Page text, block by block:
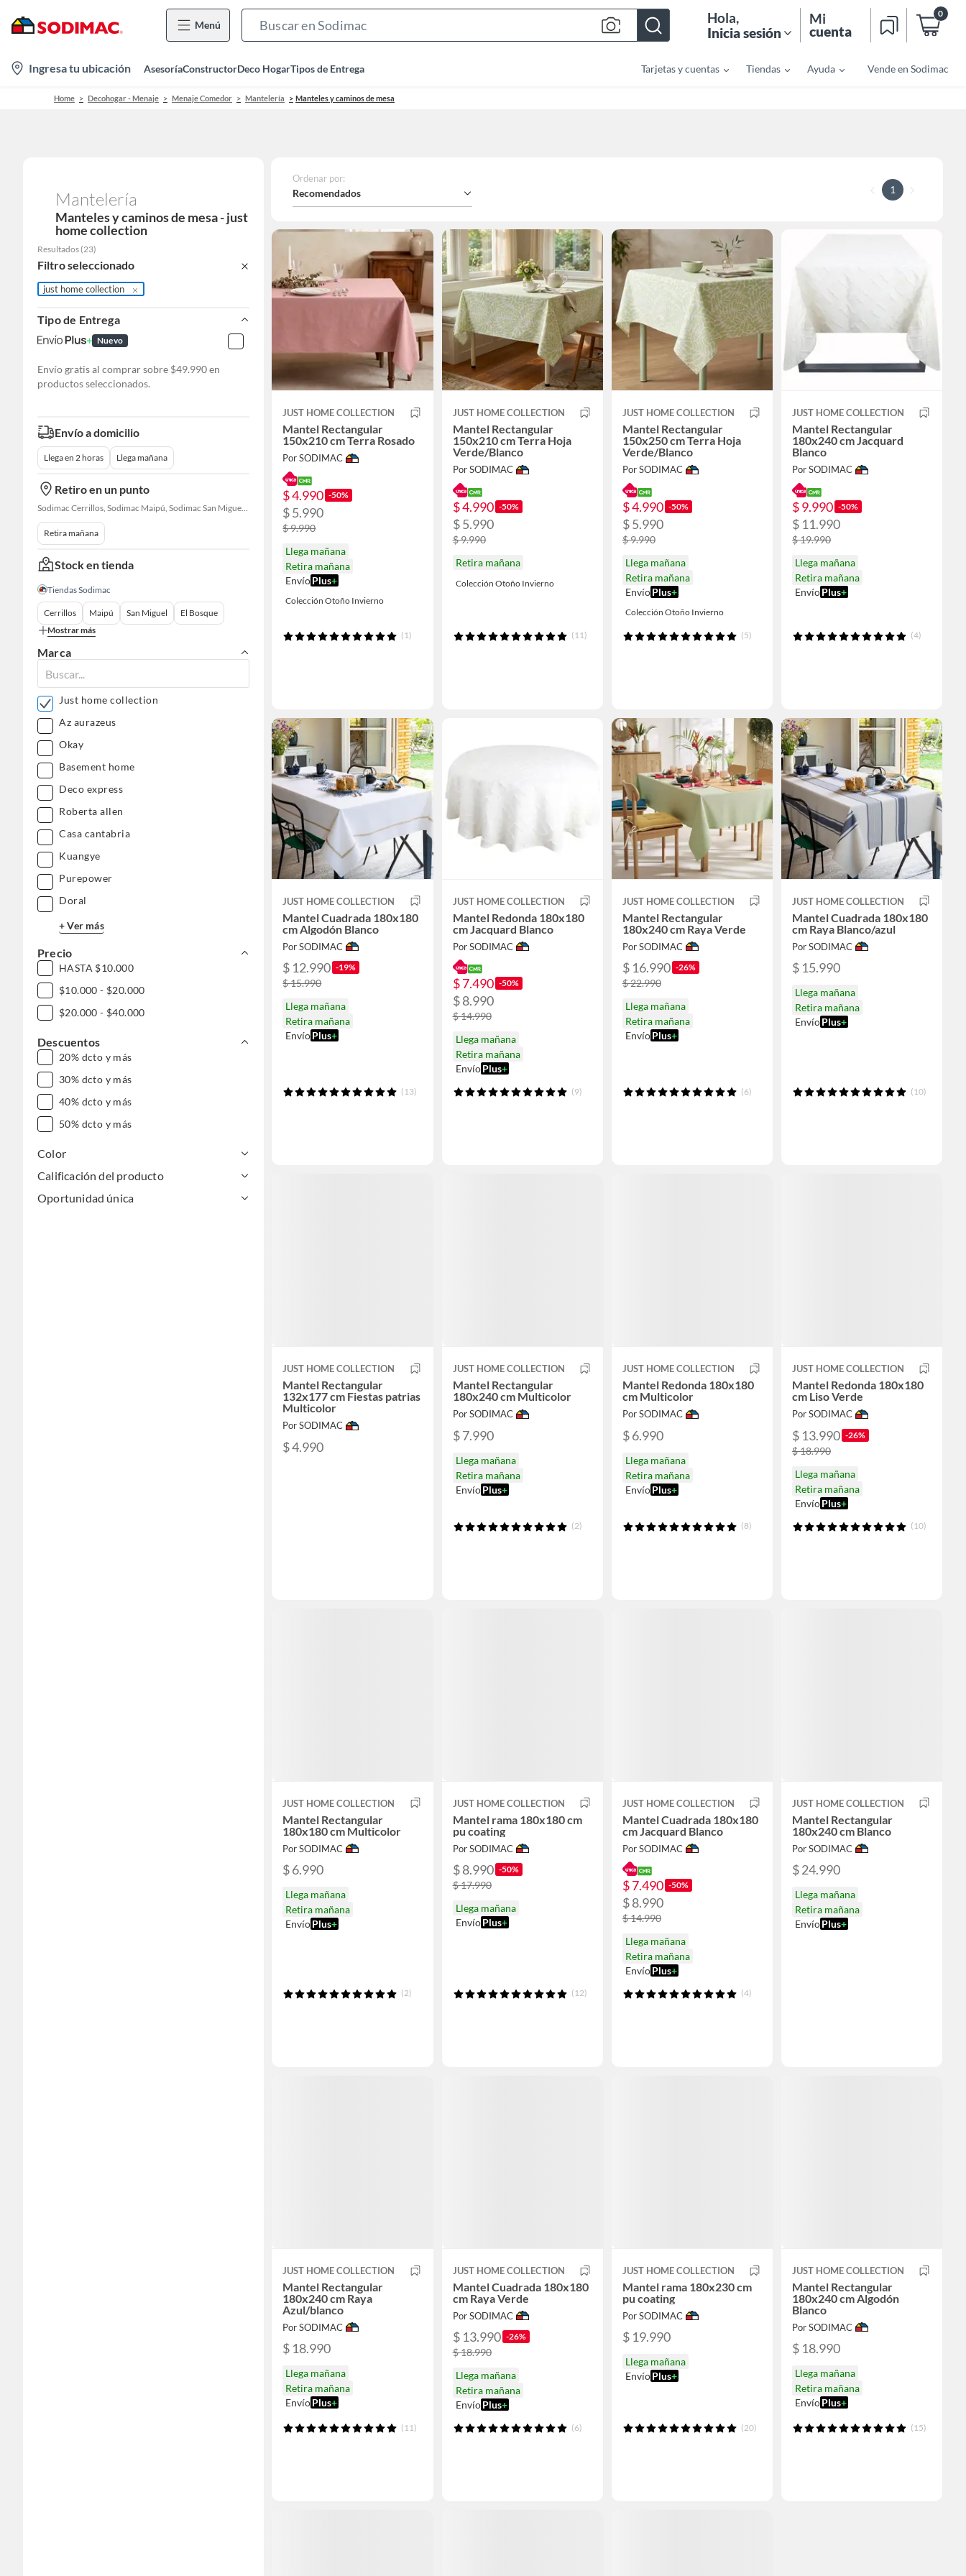
Menú
Bar
Hola,
Inicia sesión
Mi
cuenta
0
location-
icon
Ingresa tu ubicación AsesoríaConstructorDeco HogarTipos de Entrega Tarjetas y cuentas Tiendas Ayuda Vende en Sodimac
Home Decohogar - Menaje Menaje Comedor Mantelería Manteles y caminos de mesa
Mantelería
Manteles y caminos de mesa - just
home collection
Resultados (23)
Filtro seleccionado
just home collection
Tipo de Entrega
Nuevo
Envío gratis al comprar sobre $49.990 en
productos seleccionados.
Envío a domicilio
Llega en 2 horas Llega mañana
Retiro en un punto
Sodimac Cerrillos, Sodimac Maipú, Sodimac San Miguel, Sodimac El Bosque, Sodimac San Bernardo, Sodimac Talagante, Sodimac San Fernando
Retira mañana
Stock en tienda
Tiendas Sodimac
Cerrillos Maipú San Miguel
El Bosque
Mostrar más
Marca
Just home collection
Az aurazeus
Okay
Basement home
Deco express
Roberta allen
Casa cantabria
Kuangye
Purepower
Doral
+ Ver más
Precio
HASTA $10.000
$10.000 - $20.000
$20.000 - $40.000
Descuentos
20% dcto y más
30% dcto y más
40% dcto y más
50% dcto y más
Color
Calificación del producto
Oportunidad única
Ordenar por:
Recomendados 1
JUST HOME COLLECTION
Mantel Rectangular
150x210 cm Terra Rosado
Por SODIMAC
$ 4.990 -50%
$ 5.990
$ 9.990
Llega mañana
Retira mañana
EnvíoPlus+
Colección Otoño Invierno
(1)
JUST HOME COLLECTION
Mantel Rectangular
150x210 cm Terra Hoja
Verde/Blanco
Por SODIMAC
$ 4.990 -50%
$ 5.990
$ 9.990
Retira mañana
Colección Otoño Invierno
(11)
JUST HOME COLLECTION
Mantel Rectangular
150x250 cm Terra Hoja
Verde/Blanco
Por SODIMAC
$ 4.990 -50%
$ 5.990
$ 9.990
Llega mañana
Retira mañana
EnvíoPlus+
Colección Otoño Invierno
(5)
JUST HOME COLLECTION
Mantel Rectangular
180x240 cm Jacquard
Blanco
Por SODIMAC
$ 9.990 -50%
$ 11.990
$ 19.990
Llega mañana
Retira mañana
EnvíoPlus+
(4)
JUST HOME COLLECTION
Mantel Cuadrada 180x180
cm Algodón Blanco
Por SODIMAC
$ 12.990 -19%
$ 15.990
Llega mañana
Retira mañana
EnvíoPlus+
(13)
JUST HOME COLLECTION
Mantel Redonda 180x180
cm Jacquard Blanco
Por SODIMAC
$ 7.490 -50%
$ 8.990
$ 14.990
Llega mañana
Retira mañana
Envío Plus+
(9)
JUST HOME COLLECTION
Mantel Rectangular
180x240 cm Raya Verde
Por SODIMAC
$ 16.990 -26%
$ 22.990
Llega mañana
Retira mañana
EnvíoPlus+
(6)
JUST HOME COLLECTION
Mantel Cuadrada 180x180
cm Raya Blanco/azul
Por SODIMAC
$ 15.990
Llega mañana
Retira mañana
EnvíoPlus+
(10)
JUST HOME COLLECTION
Mantel Rectangular
132x177 cm Fiestas patrias
Multicolor
Por SODIMAC
$ 4.990
JUST HOME COLLECTION
Mantel Rectangular
180x240 cm Multicolor
Por SODIMAC
$ 7.990
Llega mañana
Retira mañana
Envío Plus+
(2)
JUST HOME COLLECTION
Mantel Redonda 180x180
cm Multicolor
Por SODIMAC
$ 6.990
Llega mañana
Retira mañana
EnvíoPlus+
(8)
JUST HOME COLLECTION
Mantel Redonda 180x180
cm Liso Verde
Por SODIMAC
$ 13.990 -26%
$ 18.990
Llega mañana
Retira mañana
EnvíoPlus+
(10)
JUST HOME COLLECTION
Mantel Rectangular
180x180 cm Multicolor
Por SODIMAC
$ 6.990
Llega mañana
Retira mañana
EnvíoPlus+
(2)
JUST HOME COLLECTION
Mantel rama 180x180 cm
pu coating
Por SODIMAC
$ 8.990 -50%
$ 17.990
Llega mañana
Envío Plus+
(12)
JUST HOME COLLECTION
Mantel Cuadrada 180x180
cm Jacquard Blanco
Por SODIMAC
$ 7.490 -50%
$ 8.990
$ 14.990
Llega mañana
Retira mañana
EnvíoPlus+
(4)
JUST HOME COLLECTION
Mantel Rectangular
180x240 cm Blanco
Por SODIMAC
$ 24.990
Llega mañana
Retira mañana
EnvíoPlus+
JUST HOME COLLECTION
Mantel Rectangular
180x240 cm Raya
Azul/blanco
Por SODIMAC
$ 18.990
Llega mañana
Retira mañana
EnvíoPlus+
(11)
JUST HOME COLLECTION
Mantel Cuadrada 180x180
cm Raya Verde
Por SODIMAC
$ 13.990 -26%
$ 18.990
Llega mañana
Retira mañana
Envío Plus+
(6)
JUST HOME COLLECTION
Mantel rama 180x230 cm
pu coating
Por SODIMAC
$ 19.990
Llega mañana
EnvíoPlus+
(20)
JUST HOME COLLECTION
Mantel Rectangular
180x240 cm Algodón
Blanco
Por SODIMAC
$ 18.990
Llega mañana
Retira mañana
EnvíoPlus+
(15)